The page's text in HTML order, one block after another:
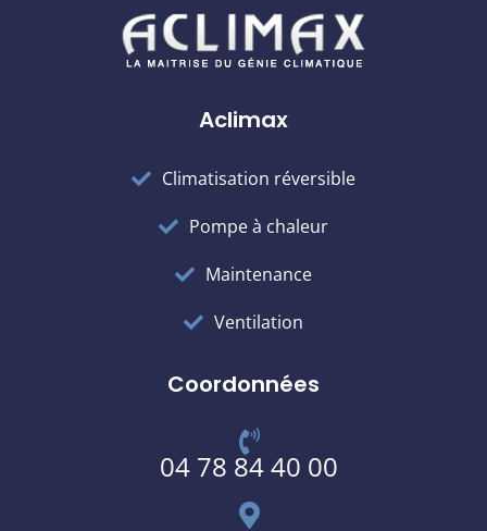
Aclimax
Climatisation réversible
Pompe à chaleur
Maintenance
Ventilation
Coordonnées
04 78 84 40 00